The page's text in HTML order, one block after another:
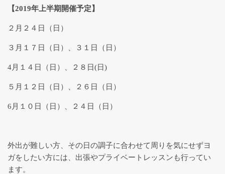
現在満席 【月謝制】月２回コー
ス
【2019年上半期開催予定】
２月２４日（日）
３月１７日（日）、３１日（日）
4月１４日（日）、２８日(日)
５月１２日（日）、２６日（日）
6月１０日（日）、２４日（日）
外出が難しい方、その日の調子に合わせて周りを気にせずヨ
ガをしたい方には、出張やプライベートレッスンも行ってい
ます。